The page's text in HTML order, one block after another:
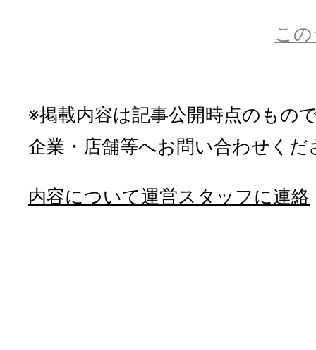
こ
※掲載内容は記事公開時点のもの
企業・店舗等へお問い合わせくだ
内容について運営スタッフに連絡